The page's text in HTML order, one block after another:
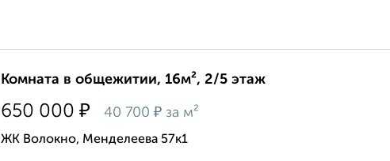
Комната в общежитии, 16м², 2/5 этаж
650 000 ₽ 40 700 ₽ за м²
ЖК Волокно, Менделеева 57к1